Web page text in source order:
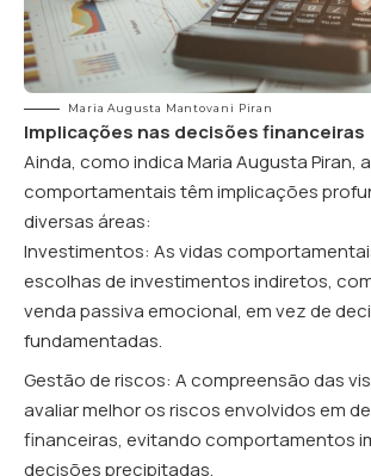
Maria Augusta Mantovani Piran
Implicações nas decisões financeiras
Ainda, como indica Maria Augusta Piran,
comportamentais têm implicações
diversas áreas:
Investimentos: As vidas
escolhas de investimentos indiretos,
venda passiva emocional, em vez de
fundamentadas.
Gestão de riscos: A compreensão das
avaliar melhor os riscos envolvidos em
financeiras, evitando comportamentos
decisões precipitadas.